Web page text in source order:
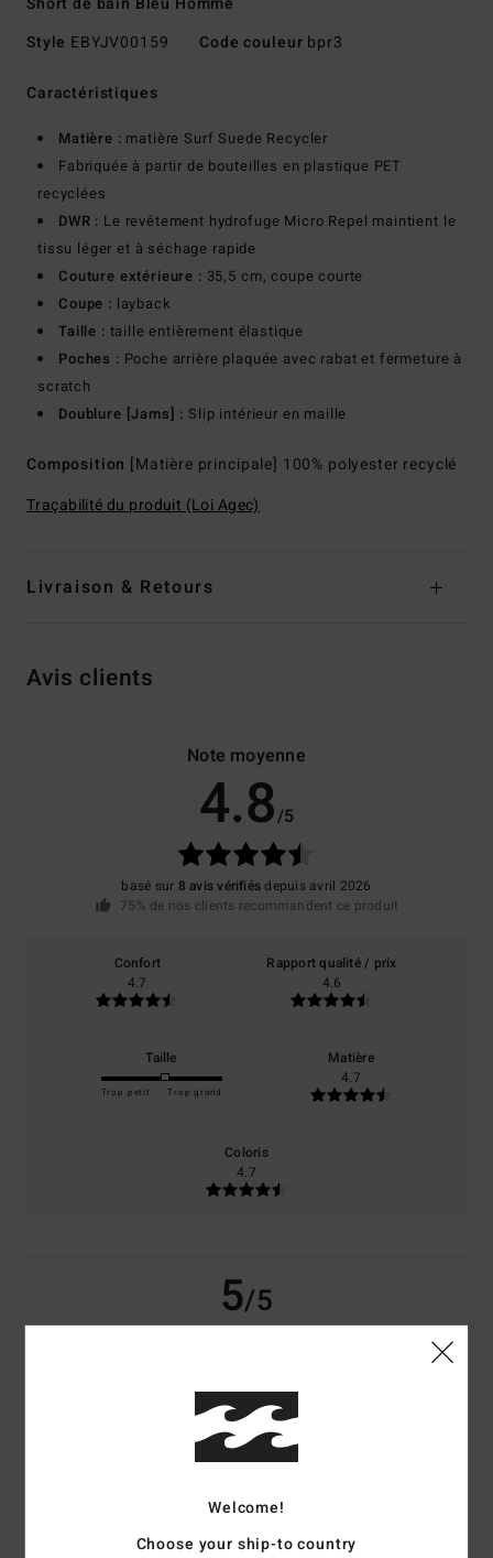
Style EBYJV00159 Code couleur bpr3
Caractéristiques
Matière : matière Surf Suede Recycler
Fabriquée à partir de bouteilles en plastique PET
recyclées
DWR : Le revêtement hydrofuge Micro Repel maintient le
tissu léger et à séchage rapide
Couture extérieure : 35,5 cm, coupe courte
Coupe : layback
Taille : taille entièrement élastique
Poches : Poche arrière plaquée avec rabat et fermeture à
scratch
Doublure [Jams] : Slip intérieur en maille
Composition [Matière principale] 100% polyester recyclé
Traçabilité du produit (Loi Agec)
Livraison & Retours
Avis clients
Note moyenne
4.8/5
basé sur 8 avis vérifiésdepuis avril 2026
75% de nos clients recommandent ce produit
Confort
4.7
Rapport qualité / prix
4.6
Taille
Trop petit Trop grand
Matière
4.7
Coloris
4.7
5/5
Rapport qualité / prix: 5/5 Taille: Taille parfaite
Welcome!
Choose your ship-to country